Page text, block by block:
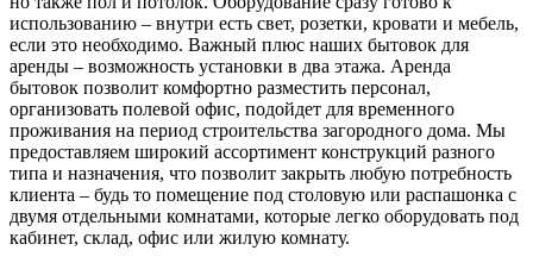
использованию – внутри есть свет, розетки, кровати и мебель,
если это необходимо. Важный плюс наших бытовок для
аренды – возможность установки в два этажа. Аренда
бытовок позволит комфортно разместить персонал,
организовать полевой офис, подойдет для временного
проживания на период строительства загородного дома. Мы
предоставляем широкий ассортимент конструкций разного
типа и назначения, что позволит закрыть любую потребность
клиента – будь то помещение под столовую или распашонка с
двумя отдельными комнатами, которые легко оборудовать под
кабинет, склад, офис или жилую комнату.